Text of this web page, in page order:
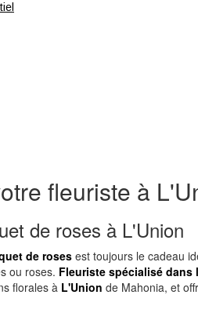
fleuriste à
de roses à L'Union
de rosesest toujours le cadeau
ou roses. Fleuriste spécialisé
florales à L'Union de Mahonia, et